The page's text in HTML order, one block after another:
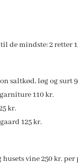
de mindste: 2 retter
saltkød, løg og surt
110 kr.
kr.
125 kr.
vine 250 kr. per